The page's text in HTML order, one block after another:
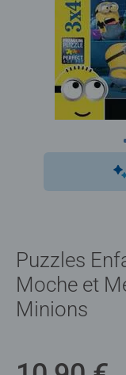
Puzzles
Moche et
Minions